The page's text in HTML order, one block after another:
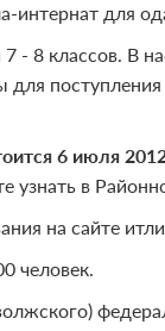
интернат для
- 8 классов. В
для
6 июля
в
на сайте
че­ловек.